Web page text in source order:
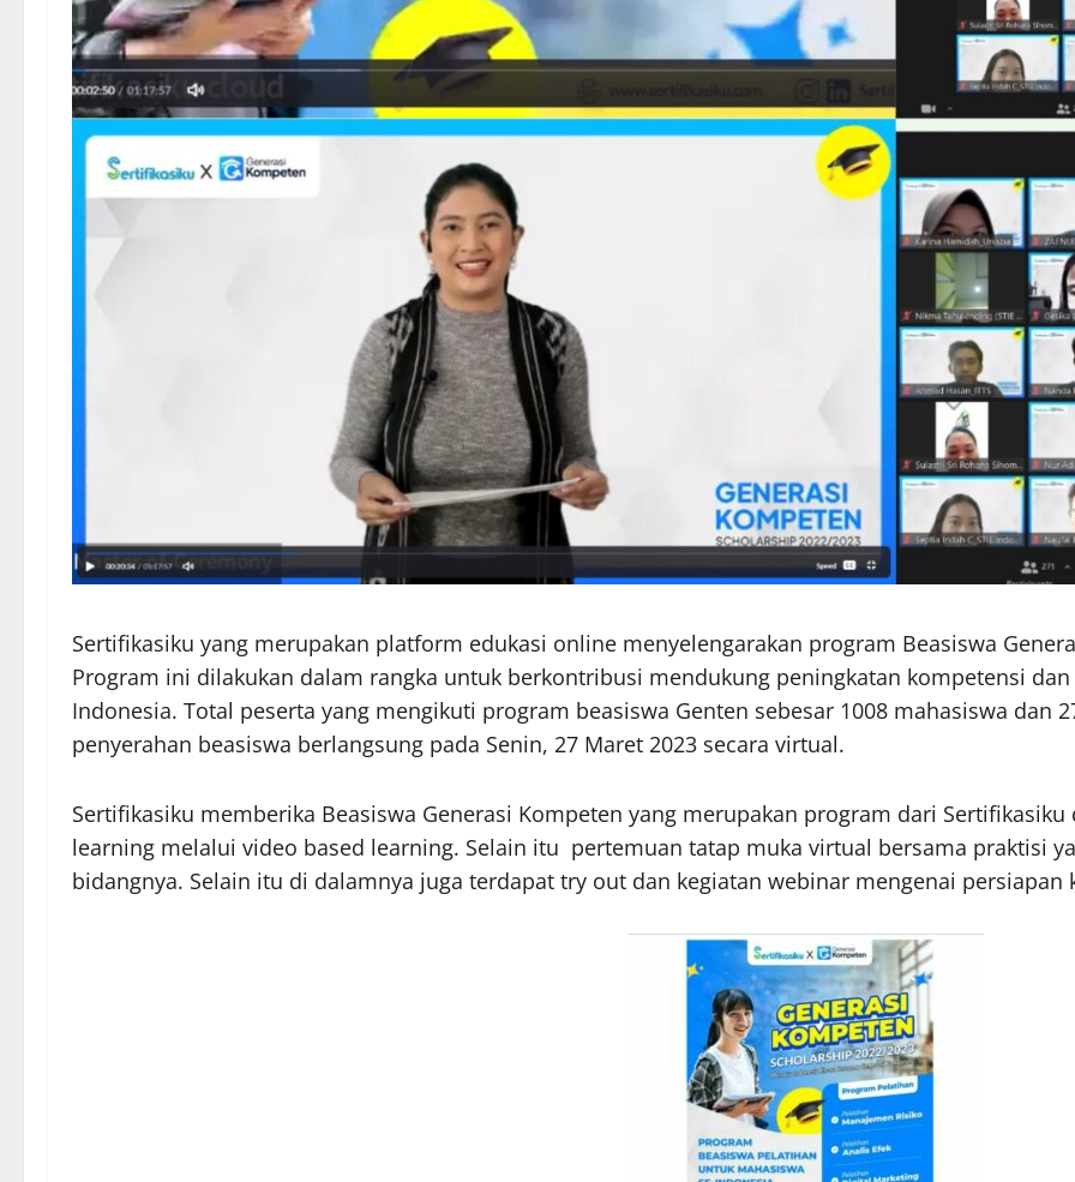
Sertifikasiku yang merupakan platform edukasi online menyelengarakan program Beasiswa
Program ini dilakukan dalam rangka untuk berkontribusi mendukung peningkatan kompetensi
Indonesia. Total peserta yang mengikuti program beasiswa Genten sebesar 1008 mahasiswa dan
penyerahan beasiswa berlangsung pada Senin, 27 Maret 2023 secara virtual.
Sertifikasiku memberika Beasiswa Generasi Kompeten yang merupakan program dari
learning melalui video based learning. Selain itu pertemuan tatap muka virtual bersama praktisi
bidangnya. Selain itu di dalamnya juga terdapat try out dan kegiatan webinar mengenai persiapan